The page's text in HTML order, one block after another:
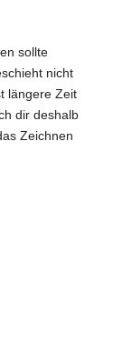
sollte
nicht
längere Zeit
dir deshalb
Zeichnen